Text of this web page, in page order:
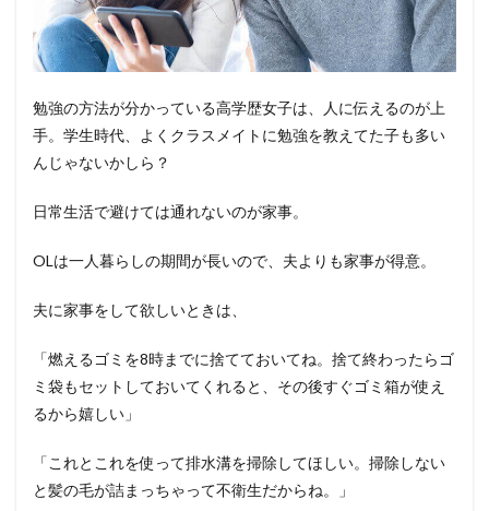
勉強の方法が分かっている高学歴女子は、人に伝えるのが上
手。学生時代、よくクラスメイトに勉強を教えてた子も多い
んじゃないかしら？
日常生活で避けては通れないのが家事。
OLは一人暮らしの期間が長いので、夫よりも家事が得意。
夫に家事をして欲しいときは、
「燃えるゴミを8時までに捨てておいてね。捨て終わったらゴ
ミ袋もセットしておいてくれると、その後すぐゴミ箱が使え
るから嬉しい」
「これとこれを使って排水溝を掃除してほしい。掃除しない
と髪の毛が詰まっちゃって不衛生だからね。」